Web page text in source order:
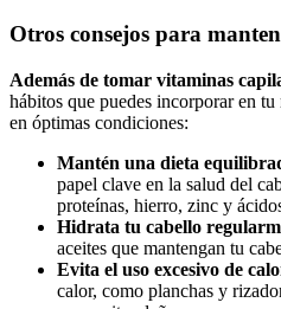
Otros consejos para
Además de tomar vitaminas
hábitos que puedes incorporar en
en óptimas condiciones:
Mantén una dieta
papel clave en la salud del
proteínas, hierro, zinc y
Hidrata tu cabello
aceites que mantengan tu
Evita el uso excesivo de
calor, como planchas y